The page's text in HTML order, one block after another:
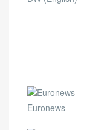
Euronews